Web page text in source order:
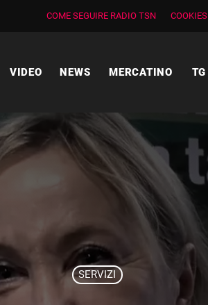
COME SEGUIRE RADIO TSN COOKIES
VIDEO NEWS MERCATINO TG
SERVIZI